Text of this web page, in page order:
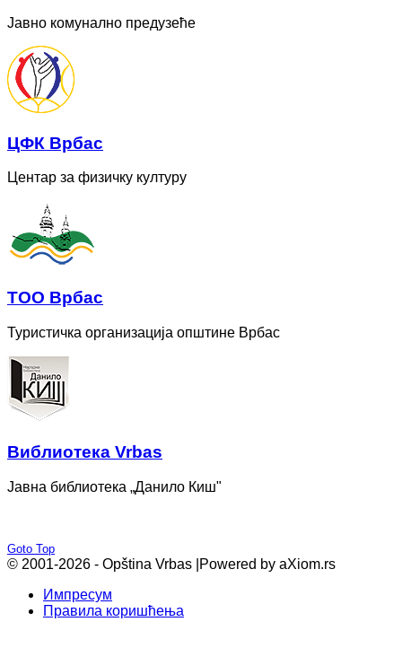
Јавно комунално предузеће
ЦФК Врбас
Центар за физичку културу
ТОО Врбас
Туристичка организација општине Врбас
Bиблиотека Vrbas
Јавна библиотека „Данило Киш"
Goto Top
© 2001-2026 - Opština Vrbas | Powered by aXiom.rs
Импресум
Правила коришћења